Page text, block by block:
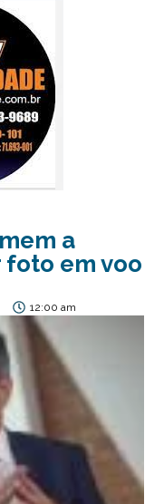
a
em voo
12:00 am